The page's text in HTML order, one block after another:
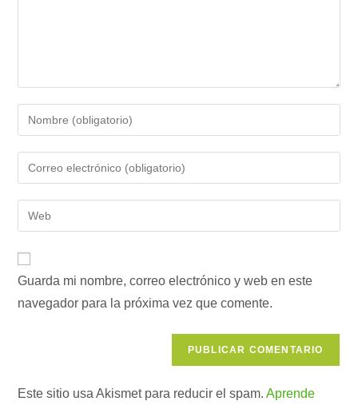
Introduce
tu
nombre
de
usuario
para
comentar
Introduce
tu
dirección
de
para
comentar
Introduce
la
de
tu
web
Guarda mi nombre, correo electrónico y web en este
navegador para la próxima vez que comente.
Este sitio usa Akismet para reducir el spam.Aprende